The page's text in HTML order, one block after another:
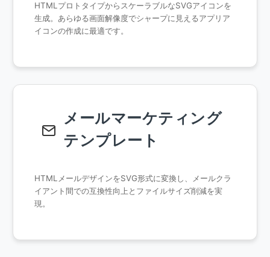
HTMLプロトタイプからスケーラブルなSVGアイコンを
生成。あらゆる画面解像度でシャープに見えるアプリア
イコンの作成に最適です。
メールマーケティング
テンプレート
HTMLメールデザインをSVG形式に変換し、メールクラ
イアント間での互換性向上とファイルサイズ削減を実
現。